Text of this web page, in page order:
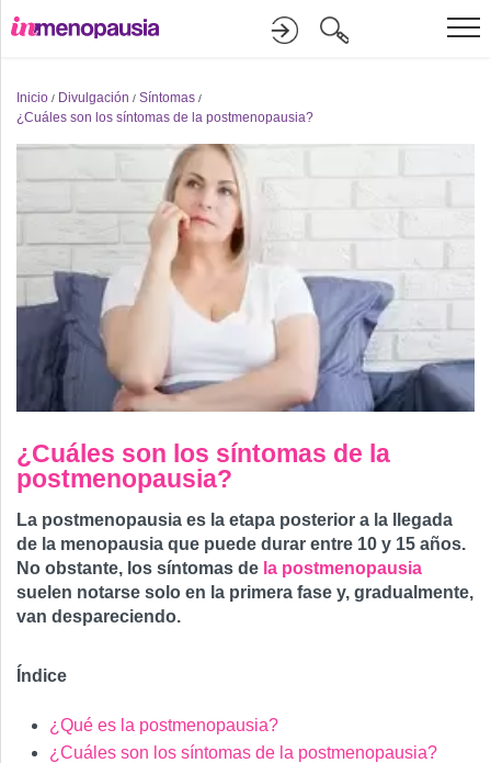
Formación
Online
Recursos
Investigación
Inicio / Divulgación / Síntomas /
¿Cuáles son los síntomas de la postmenopausia?
¿Cuáles son los síntomas de la
postmenopausia?
La postmenopausia es la etapa posterior a la llegada
de la menopausia que puede durar entre 10 y 15 años.
No obstante, los síntomas de la postmenopausia
suelen notarse solo en la primera fase y, gradualmente,
van despareciendo.
Índice
¿Qué es la postmenopausia?
¿Cuáles son los síntomas de la postmenopausia?